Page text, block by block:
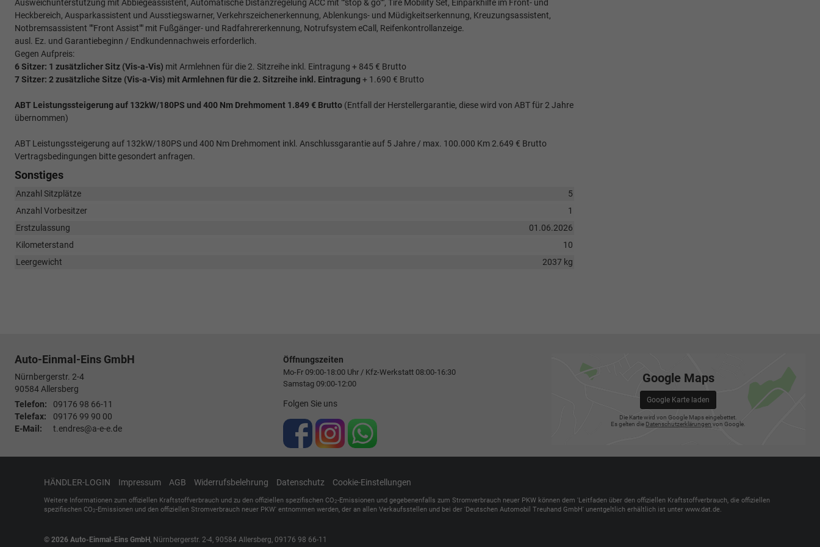
Ausweichunterstützung mit Abbiegeassistent, Automatische Distanzregelung ACC mit ""stop & go"", Tire Mobility Set, Einparkhilfe im Front- und
Heckbereich, Ausparkassistent und Ausstiegswarner, Verkehrszeichenerkennung, Ablenkungs- und Müdigkeitserkennung, Kreuzungsassistent,
Notbremsassistent ""Front Assist"" mit Fußgänger- und Radfahrererkennung, Notrufsystem eCall, Reifenkontrollanzeige.
ausl. Ez. und Garantiebeginn / Endkundennachweis erforderlich.
Gegen Aufpreis:
6 Sitzer: 1 zusätzlicher Sitz (Vis-a-Vis) mit Armlehnen für die 2. Sitzreihe inkl. Eintragung + 845 € Brutto
7 Sitzer: 2 zusätzliche Sitze (Vis-a-Vis) mit Armlehnen für die 2. Sitzreihe inkl. Eintragung + 1.690 € Brutto
ABT Leistungssteigerung auf 132kW/180PS und 400 Nm Drehmoment 1.849 € Brutto (Entfall der Herstellergarantie, diese wird von ABT für 2 Jahre
übernommen)
ABT Leistungssteigerung auf 132kW/180PS und 400 Nm Drehmoment inkl. Anschlussgarantie auf 5 Jahre / max. 100.000 Km 2.649 € Brutto
Vertragsbedingungen bitte gesondert anfragen.
Sonstiges
Anzahl Sitzplätze
5
Anzahl Vorbesitzer
1
Erstzulassung
01.06.2026
Kilometerstand
10
Leergewicht
2037 kg
Auto-Einmal-Eins GmbH
Nürnbergerstr. 2-4
90584Allersberg
Telefon:
09176 98 66-11
Telefax:
09176 99 90 00
E-Mail:
t.endres@a-e-e.de
Öffnungszeiten
Mo-Fr 09:00-18:00 Uhr / Kfz-Werkstatt 08:00-16:30
Samstag 09:00-12:00
Folgen Sie uns
Google Maps
Google Karte laden
Die Karte wird von Google Maps eingebettet.
Es gelten die Datenschutzerklärungen von Google.
HÄNDLER-LOGIN Impressum AGB Widerrufsbelehrung Datenschutz Cookie-Einstellungen
Weitere Informationen zum offiziellen Kraftstoffverbrauch und zu den offiziellen spezifischen CO2-Emissionen und gegebenenfalls zum Stromverbrauch neuer PKW können dem 'Leitfaden über den offiziellen Kraftstoffverbrauch, die offiziellen
spezifischen CO2-Emissionen und den offiziellen Stromverbrauch neuer PKW' entnommen werden, der an allen Verkaufsstellen und bei der 'Deutschen Automobil Treuhand GmbH' unentgeltlich erhältlich ist unter www.dat.de.
© 2026 Auto-Einmal-Eins GmbH , Nürnbergerstr. 2-4, 90584 Allersberg, 09176 98 66-11